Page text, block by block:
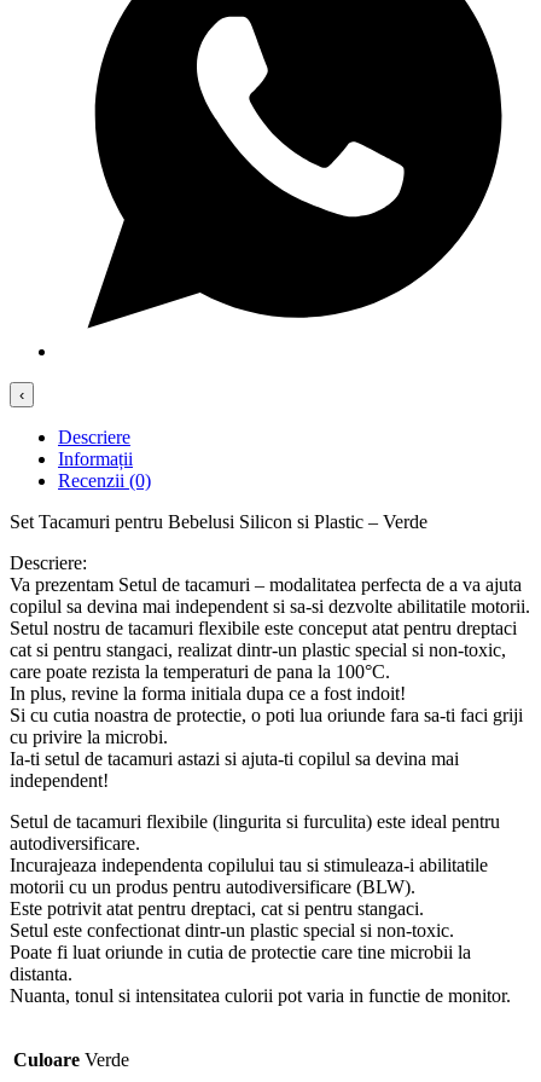
‹
Descriere
Informații
Recenzii (0)
Set Tacamuri pentru Bebelusi Silicon si Plastic – Verde
Descriere:
Va prezentam Setul de tacamuri – modalitatea perfecta de a va ajuta
copilul sa devina mai independent si sa-si dezvolte abilitatile motorii.
Setul nostru de tacamuri flexibile este conceput atat pentru dreptaci
cat si pentru stangaci, realizat dintr-un plastic special si non-toxic,
care poate rezista la temperaturi de pana la 100°C.
In plus, revine la forma initiala dupa ce a fost indoit!
Si cu cutia noastra de protectie, o poti lua oriunde fara sa-ti faci griji
cu privire la microbi.
Ia-ti setul de tacamuri astazi si ajuta-ti copilul sa devina mai
independent!
Setul de tacamuri flexibile (lingurita si furculita) este ideal pentru
autodiversificare.
Incurajeaza independenta copilului tau si stimuleaza-i abilitatile
motorii cu un produs pentru autodiversificare (BLW).
Este potrivit atat pentru dreptaci, cat si pentru stangaci.
Setul este confectionat dintr-un plastic special si non-toxic.
Poate fi luat oriunde in cutia de protectie care tine microbii la
distanta.
Nuanta, tonul si intensitatea culorii pot varia in functie de monitor.
Culoare Verde